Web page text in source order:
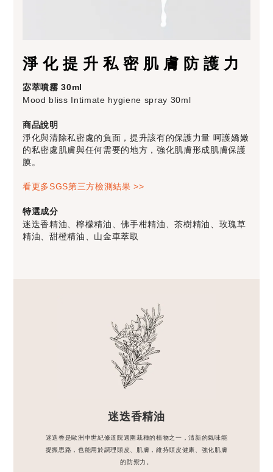
淨化提升私密肌膚防護力
宓萃噴霧 30ml
Mood bliss Intimate hygiene spray 30ml
商品說明
淨化與清除私密處的負面，提升該有的保護力量 呵護嬌嫩
的私密處肌膚與任何需要的地方，強化肌膚形成肌膚保護
膜。
看更多SGS第三方檢測結果 >>
特選成分
迷迭香精油、檸檬精油、佛手柑精油、茶樹精油、玫瑰草
精油、甜橙精油、山金車萃取
迷迭香精油
迷迭香是歐洲中世紀修道院週圍栽種的植物之一，清新的氣味能
提振思路，也能用於調理頭皮、肌膚，維持頭皮健康、強化肌膚
的防禦力。